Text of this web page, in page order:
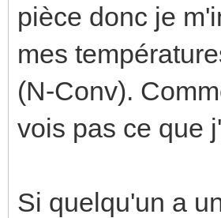
pièce donc je
mes
(N-Conv).
vois pas ce que
Si quelqu'un a